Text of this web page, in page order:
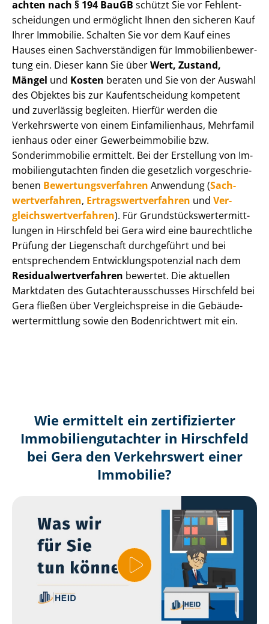
ach­ten nach § 194 BauGB schützt Sie vor Fehl­ent­
schei­dun­gen und ermöglicht Ihnen den sicheren Kauf
Ihrer Immobilie. Schalten Sie vor dem Kauf eines
Hauses einen Sach­ver­stän­di­gen für Im­mo­bi­li­en­be­wer­
tung ein. Dieser kann Sie überWert, Zustand,
Mängel und Kosten beraten und Sie von der Auswahl
des Objektes bis zur Kauf­ent­schei­dung kompetent
und zuverlässig begleiten. Hierfür werden die
Verkehrswerte von einem Einfamilienhaus, Mehr­fa­mi­l
i­en­haus oder einer Ge­wer­be­im­mo­bi­lie bzw.
Sonderimmobilie ermittelt. Bei der Erstellung von Im­
mo­bi­li­en­gut­ach­ten finden die gesetzlich vor­ge­schrie­
be­nen Be­wer­tungs­ver­fah­ren Anwendung (Sach­
wert­ver­fah­ren, Er­trags­wert­ver­fah­ren und Ver­
gleichs­wert­ver­fah­ren). Für Grund­stücks­wert­ermitt­
lun­gen in Hirschfeld bei Gera wird eine baurechtliche
Prüfung der Liegenschaft durchgeführt und bei
entsprechendem Ent­wick­lungs­po­ten­zi­al nach dem
Re­si­du­al­wert­ver­fah­ren bewertet. Die aktuellen
Marktdaten des Gut­ach­ter­aus­schus­ses Hirschfeld bei
Gera fließen über Ver­gleichs­prei­se in die Ge­bäu­de­
wert­ermitt­lung sowie den Bodenrichtwert mit ein.
Wie ermittelt ein zertifizierter
Immobilien­gutachter in Hirschfeld
bei Gera den Verkehrswert einer
Immobilie?